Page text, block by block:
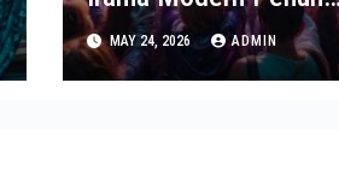
Energi
MAY 24, 2026 ADMIN